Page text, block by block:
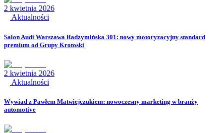
2 kwietnia 2026
Aktualności
Salon Audi Warszawa Radzymińska 301: nowy motoryzacyjny standard
premium od Grupy Krotoski
2 kwietnia 2026
Aktualności
Wywiad z Pawłem Matwiejczukiem: nowoczesny marketing w branży
automotive